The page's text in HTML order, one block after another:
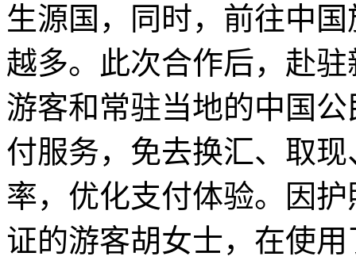
生源国，同时，前往中
越多。此次合作后，赴
游客和常驻当地的中国
付服务，免去换汇、取
率，优化支付体验。因
证的游客胡女士，在使